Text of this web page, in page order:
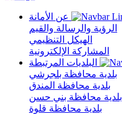
الرؤية والرسالة والقيم
الهيكل التنظيمي
المشاركة الإلكترونية
بلدية محافظة بلجرشي
بلدية محافظة المندق
بلدية محافظة بني حسن
بلدية محافظة قلوة